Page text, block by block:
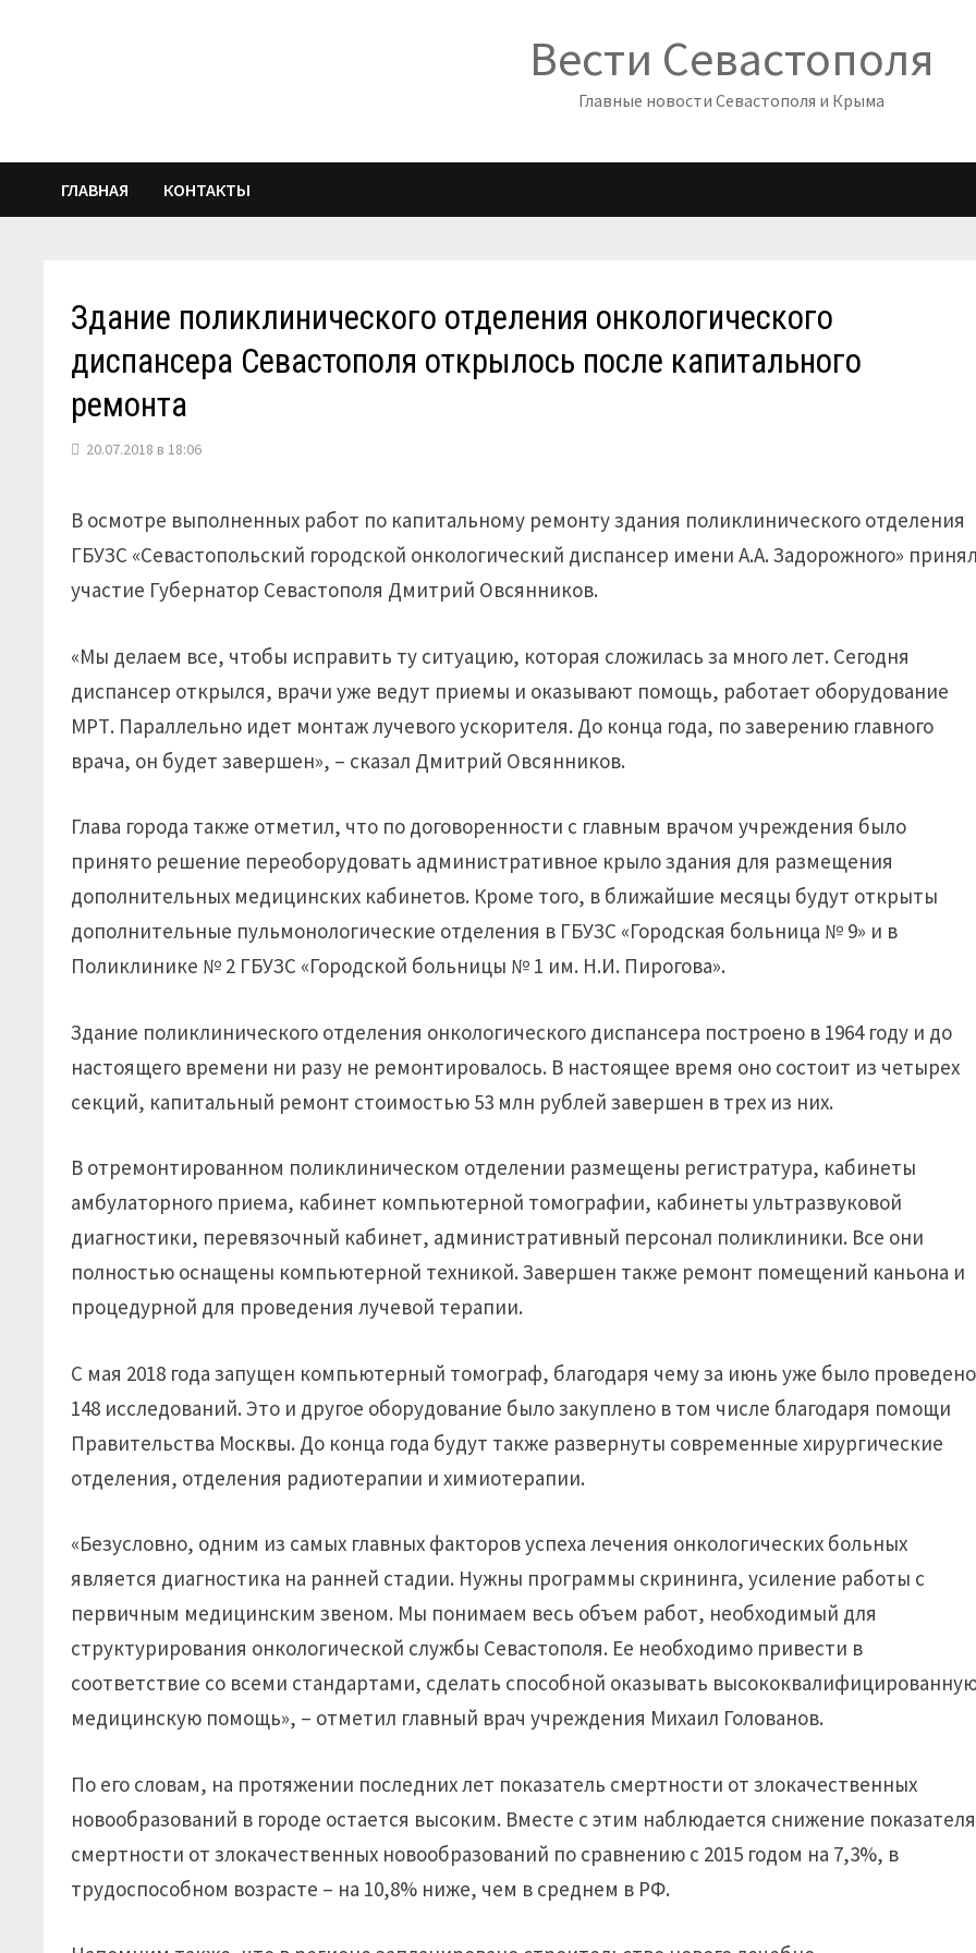
Вести Севастополя
Главные новости Севастополя и Крыма
ГЛАВНАЯ КОНТАКТЫ
Здание поликлинического отделения онкологического
диспансера Севастополя открылось после капитального
ремонта
20.07.2018 в 18:06
В осмотре выполненных работ по капитальному ремонту здания поликлинического отделения
ГБУЗС «Севастопольский городской онкологический диспансер имени А.А. Задорожного»
участие Губернатор Севастополя Дмитрий Овсянников.
«Мы делаем все, чтобы исправить ту ситуацию, которая сложилась за много лет. Сегодня
диспансер открылся, врачи уже ведут приемы и оказывают помощь, работает оборудование
МРТ. Параллельно идет монтаж лучевого ускорителя. До конца года, по заверению главного
врача, он будет завершен», – сказал Дмитрий Овсянников.
Глава города также отметил, что по договоренности с главным врачом учреждения было
принято решение переоборудовать административное крыло здания для размещения
дополнительных медицинских кабинетов. Кроме того, в ближайшие месяцы будут открыты
дополнительные пульмонологические отделения в ГБУЗС «Городская больница № 9» и в
Поликлинике № 2 ГБУЗС «Городской больницы № 1 им. Н.И. Пирогова».
Здание поликлинического отделения онкологического диспансера построено в 1964 году и до
настоящего времени ни разу не ремонтировалось. В настоящее время оно состоит из четырех
секций, капитальный ремонт стоимостью 53 млн рублей завершен в трех из них.
В отремонтированном поликлиническом отделении размещены регистратура, кабинеты
амбулаторного приема, кабинет компьютерной томографии, кабинеты ультразвуковой
диагностики, перевязочный кабинет, административный персонал поликлиники. Все они
полностью оснащены компьютерной техникой. Завершен также ремонт помещений каньона и
процедурной для проведения лучевой терапии.
С мая 2018 года запущен компьютерный томограф, благодаря чему за июнь уже было проведено
148 исследований. Это и другое оборудование было закуплено в том числе благодаря помощи
Правительства Москвы. До конца года будут также развернуты современные хирургические
отделения, отделения радиотерапии и химиотерапии.
«Безусловно, одним из самых главных факторов успеха лечения онкологических больных
является диагностика на ранней стадии. Нужны программы скрининга, усиление работы с
первичным медицинским звеном. Мы понимаем весь объем работ, необходимый для
структурирования онкологической службы Севастополя. Ее необходимо привести в
соответствие со всеми стандартами, сделать способной оказывать
медицинскую помощь», – отметил главный врач учреждения Михаил Голованов.
По его словам, на протяжении последних лет показатель смертности от злокачественных
новообразований в городе остается высоким. Вместе с этим наблюдается снижение показателя
смертности от злокачественных новообразований по сравнению с 2015 годом на 7,3%, в
трудоспособном возрасте – на 10,8% ниже, чем в среднем в РФ.